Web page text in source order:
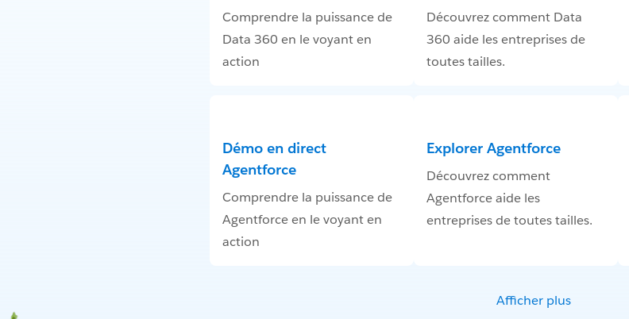
Comprendre la puissance de
Data 360 en le voyant en
action
Découvrez comment Data
360 aide les entreprises de
toutes tailles.
Démo en direct
Agentforce
Comprendre la puissance de
Agentforce en le voyant en
action
Explorer Agentforce
Découvrez comment
Agentforce aide les
entreprises de toutes tailles.
Afficher plus